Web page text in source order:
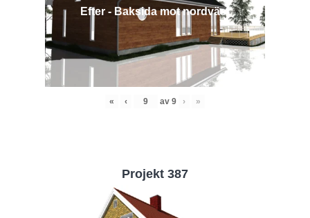
Efter - Baksida mot nordväst
« ‹ av 9 › »
Projekt 387